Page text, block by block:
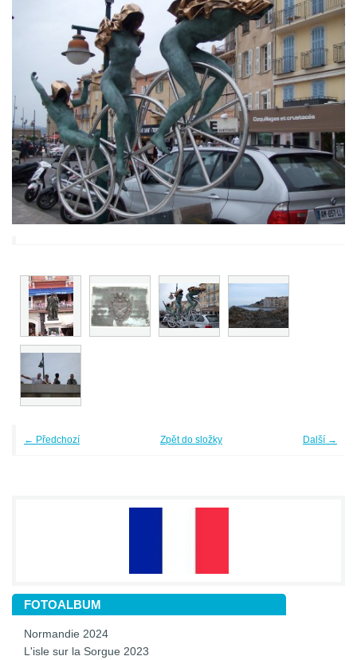
← Předchozí Další →
Zpět do složky
FOTOALBUM
Normandie 2024
L'isle sur la Sorgue 2023